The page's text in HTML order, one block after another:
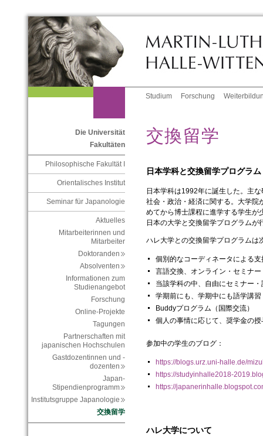
Studium Forschung
Die Universität
Fakultäten
Philosophische Fakultät I
Orientalisches Institut
Seminar für Japanologie
Aktuelles
Mitarbeiterinnen und
Mitarbeiter
Doktoranden
Absolventen
Informationen zum
Studienangebot
Forschung
Online-Projekte
Tagungen
Partnerschaften mit
japanischen Hochschulen
Gastdozentinnen und -
dozenten
Japan-
Stipendienprogramm
Institutsgruppe Japanologie
交換留学
交換留学
日本学科と交換留学プログラム
日本学科は1992年に誕生した。主
社会・政治・経済に関する。大学院
めてから博士課程に進学する学生が
日本の大学と交換留学プログラムが
ハレ大学との交換留学プログラムは
個別的なコーディネータによる支
言語交換、オンライン・セミナー
当該学科の中、自由にセミナー
学期前にも、学期中にも語学講習
Buddyプログラム（国際交流）
個人の事情に応じて、奨学金の授
参加中の学生のブログ：
https://blogs.urz.uni-halle.de/
https://studyinhalle2018-
https://
ハレ大学について